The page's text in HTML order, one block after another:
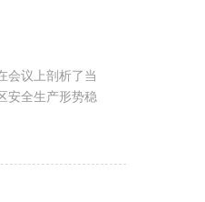
会议上剖析了当
安全生产形势稳